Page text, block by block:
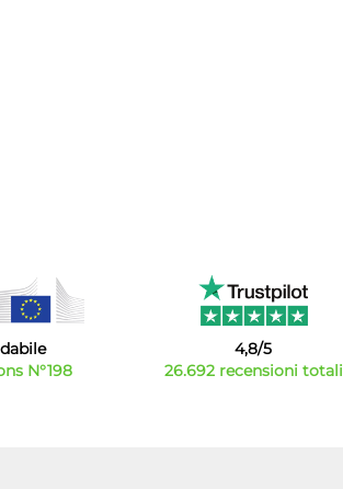
N°198
4,8/5
26.692 recensioni totali